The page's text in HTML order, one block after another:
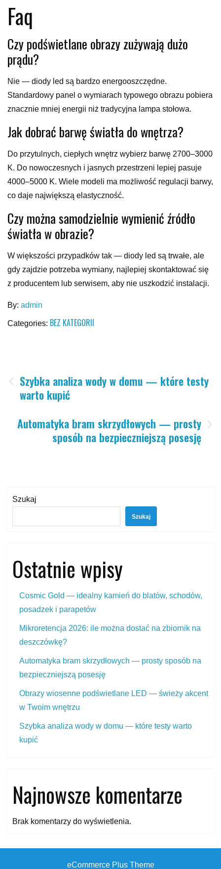
Faq
Czy podświetlane obrazy zużywają dużo
prądu?
Nie — diody led są bardzo energooszczędne.
Standardowy panel o wymiarach typowego obrazu pobiera
znacznie mniej energii niż tradycyjna lampa stołowa.
Jak dobrać barwę światła do wnętrza?
Do przytulnych, ciepłych wnętrz wybierz barwę 2700–3000
K. Do nowoczesnych i jasnych przestrzeni lepiej pasuje
4000–5000 K. Wiele modeli ma możliwość regulacji barwy,
co daje największą elastyczność.
Czy można samodzielnie wymienić źródło
światła w obrazie?
W większości przypadków tak — diody led są trwałe, ale
gdy zajdzie potrzeba wymiany, najlepiej skontaktować się
z producentem lub serwisem, aby nie uszkodzić instalacji.
By: admin
Categories: BEZ KATEGORII
Nawigacja
wpisu
Szybka analiza wody w domu — które testy
warto kupić
Automatyka bram skrzydłowych — prosty
sposób na bezpieczniejszą posesję
Szukaj
Szukaj
Ostatnie wpisy
Cosmic Gold — idealny kamień do blatów, schodów,
posadzek i parapetów
Mikroretencja 2026: ile można dostać na zbiornik na
deszczówkę?
Automatyka bram skrzydłowych — prosty sposób na
bezpieczniejszą posesję
Obrazy wiosenne podświetlane LED — świeży akcent
w Twoim wnętrzu
Szybka analiza wody w domu — które testy warto
kupić
Najnowsze komentarze
Brak komentarzy do wyświetlenia.
eCommerce Plus Theme